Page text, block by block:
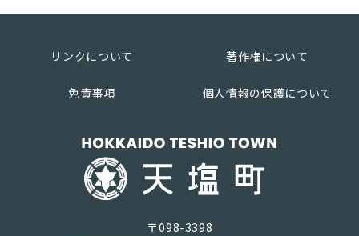
リンクについて 著作権について
免責事項 個人情報の保護について
〒098-3398